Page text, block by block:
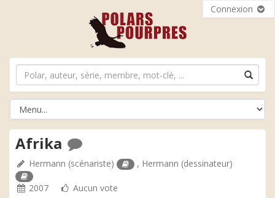
Connexion
Afrika
Hermann (scénariste) , Hermann (dessinateur)
2007 Aucun vote